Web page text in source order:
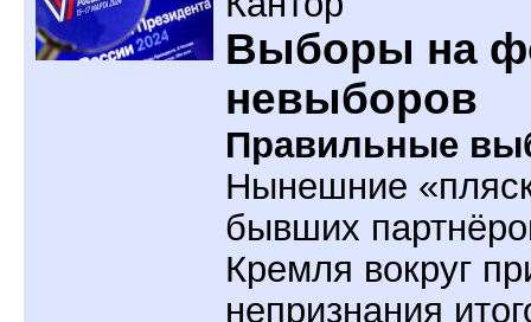
Выборы на
невыборов
Правильные
Нынешние
бывших
Кремля вокруг
непризнания